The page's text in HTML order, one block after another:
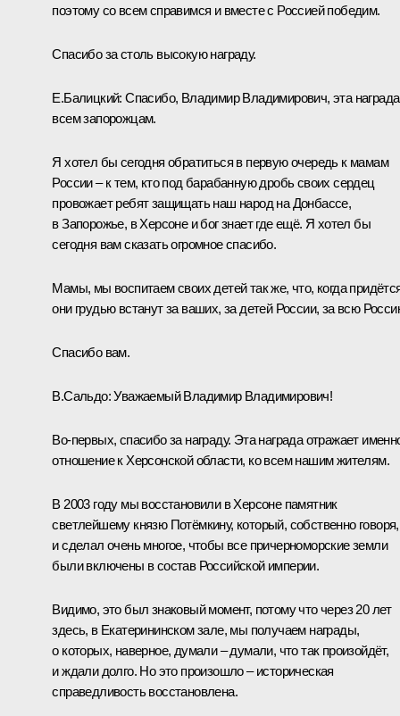
поэтому со всем справимся и вместе с Россией победим.
Спасибо за столь высокую награду.
Е.Балицкий:Спасибо, Владимир Владимирович, эта
всем запорожцам.
Я хотел бы сегодня обратиться в первую очередь к мамам
России – к тем, кто под барабанную дробь своих сердец
провожает ребят защищать наш народ на Донбассе,
в Запорожье, в Херсоне и бог знает где ещё. Я хотел бы
сегодня вам сказать огромное спасибо.
Мамы, мы воспитаем своих детей так же, что, когда
они грудью встанут за ваших, за детей России, за всю
Спасибо вам.
В.Сальдо:Уважаемый Владимир Владимирович!
Во-первых, спасибо за награду. Эта награда отражает
отношение к Херсонской области, ко всем нашим жителям.
В 2003 году мы восстановили в Херсоне памятник
светлейшему князю Потёмкину, который, собственно говоря,
и сделал очень многое, чтобы все причерноморские земли
были включены в состав Российской империи.
Видимо, это был знаковый момент, потому что через 20 лет
здесь, в Екатерининском зале, мы получаем награды,
о которых, наверное, думали – думали, что так произойдёт,
и ждали долго. Но это произошло – историческая
справедливость восстановлена.